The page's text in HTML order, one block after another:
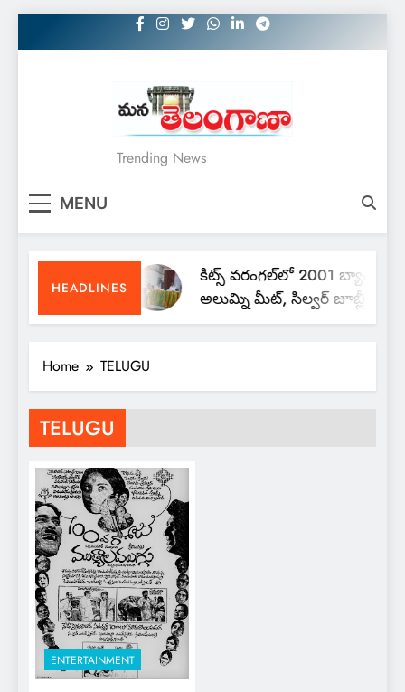
to
MANATELANGANAA
Trending News
MENU
HEADLINES
కిట్స్ వరంగల్‌లో 2001 బ్యాచ్
అలుమ్ని మీట్, సిల్వర్ జూబ్లీ
రీయూనియన్
Home TELUGU
TELUGU
ENTERTAINMENT